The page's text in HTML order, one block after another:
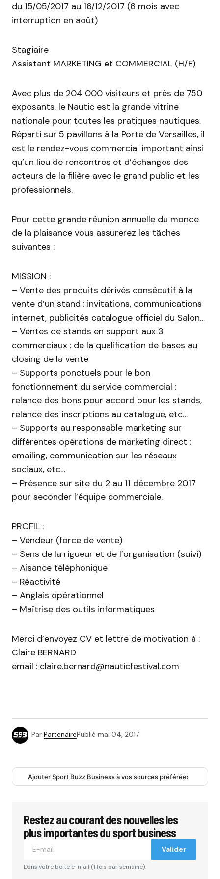
du 15/05/2017 au 16/12/2017 (6 mois avec
interruption en août)
Stagiaire
Assistant MARKETING et COMMERCIAL (H/F)
Avec plus de 204 000 visiteurs et près de 750
exposants, le Nautic est la grande vitrine
nationale pour toutes les pratiques nautiques.
Réparti sur 5 pavillons à la Porte de Versailles, il
est le rendez-vous commercial important ainsi
qu’un lieu de rencontres et d’échanges des
acteurs de la filière avec le grand public et les
professionnels.
Pour cette grande réunion annuelle du monde
de la plaisance vous assurerez les tâches
suivantes :
MISSION :
– Vente des produits dérivés consécutif à la
vente d’un stand : invitations, communications
internet, publicités catalogue officiel du Salon…
– Ventes de stands en support aux 3
commerciaux : de la qualification de bases au
closing de la vente
– Supports ponctuels pour le bon
fonctionnement du service commercial :
relance des bons pour accord pour les stands,
relance des inscriptions au catalogue, etc…
– Supports au responsable marketing sur
différentes opérations de marketing direct :
emailing, communication sur les réseaux
sociaux, etc…
– Présence sur site du 2 au 11 décembre 2017
pour seconder l’équipe commerciale.
PROFIL :
– Vendeur (force de vente)
– Sens de la rigueur et de l’organisation (suivi)
– Aisance téléphonique
– Réactivité
– Anglais opérationnel
– Maîtrise des outils informatiques
Merci d’envoyez CV et lettre de motivation à :
Claire BERNARD
email : claire.bernard@nauticfestival.com
Par PartenairePublié mai 04, 2017
Ajouter Sport Buzz Business à vos sources préférées
Restez au courant des nouvelles les
plus importantes du sport business
Valider
Dans votre boite e-mail (1 fois par semaine).